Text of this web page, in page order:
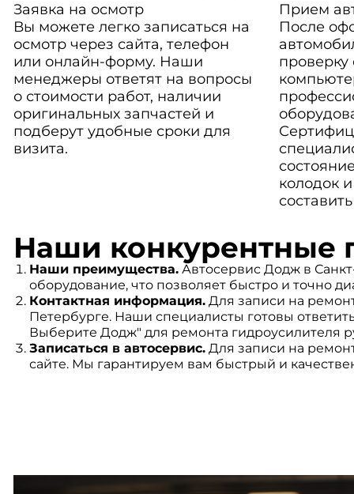
Заявка на осмотр
Вы можете легко записаться на
осмотр через сайта, телефон
или онлайн-форму. Наши
менеджеры ответят на вопросы
о стоимости работ, наличии
оригинальных запчастей и
подберут удобные сроки для
визита.
Прием
После
проверку
колодок
Наши конкурентные
Наши преимущества.Автосервис Додж в
оборудование, что позволяет быстро и точно
Контактная информация.Для записи на
Петербурге. Наши специалисты готовы
Выберите Додж" для ремонта гидроусилителя
Записаться в автосервис.Для записи на
сайте. Мы гарантируем вам быстрый и